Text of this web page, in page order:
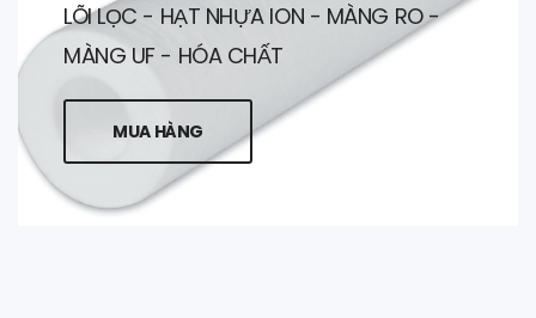
LÕI LỌC - HẠT NHỰA ION - MÀNG RO -
MÀNG UF - HÓA CHẤT
MUA HÀNG